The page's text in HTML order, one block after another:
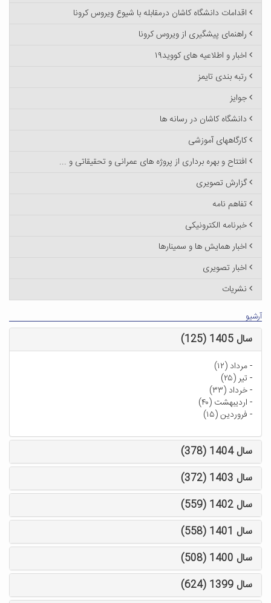
اقدامات دانشگاه کاشان درمقابله با شیوع ویروس کرونا
راهنمای پیشگیری از ویروس کرونا
اخبار و اطلاعیه های کووید۱۹
رتبه بندی تایمز
جوایز
دانشگاه کاشان در رسانه ها
کارگاههای آموزشی
افتتاح و بهره برداری از پروژه های عمرانی و تحقیقاتی و ...
گزارش تصویری
تفاهم نامه
خبرنامه الکترونیکی
اخبار همایش ها و سمینارها
اخبار تصویری
نشریات
آرشیو
سال 1405 (125)
-مرداد (۱۲)
-تیر (۲۵)
-خرداد (۳۳)
- اردیبهشت (۴۰)
- فروردین (۱۵)
سال 1404 (378)
سال 1403 (372)
سال 1402 (559)
سال 1401 (558)
سال 1400 (508)
سال 1399 (624)